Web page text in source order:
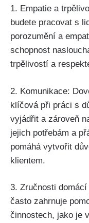
1. Empatie a
budete pracovat s
porozumění a
schopnost
trpělivostí a
2. Komunikace:
klíčová při práci s
vyjádřit a zároveň
jejich potřebám a
pomáhá vytvořit
klientem.
3. Zručnosti
často zahrnuje
činnostech, jako je